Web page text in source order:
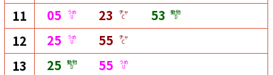
11 05 うめ
U 23 チャ
C 53 動物
D
12 25 うめ
U 55 チャ
C
13 25 動物
D 55 うめ
U